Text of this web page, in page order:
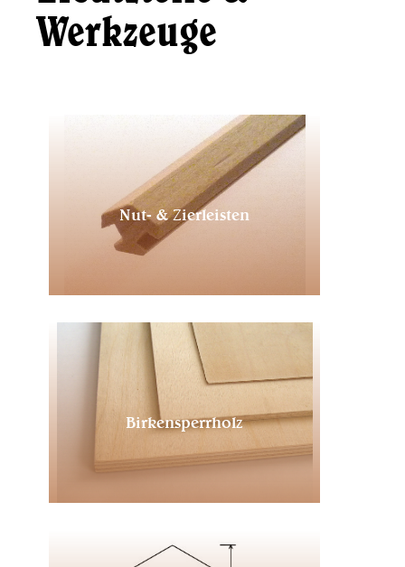
Werkzeuge
Nut- & Zierleisten
Birkensperrholz